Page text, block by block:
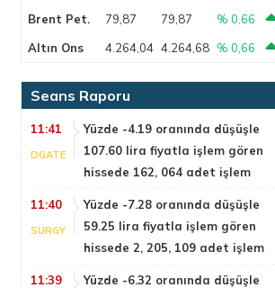
Brent Pet.
79,87 79,87
% 0,66
Altın Ons
4.264,04 4.264,68 % 0,66
Seans Raporu
11:41
DGATE
Yüzde -4.19 oranında düşüşle
107.60 lira fiyatla işlem gören
hissede 162, 064 adet işlem
11:40
SURGY
Yüzde -7.28 oranında düşüşle
59.25 lira fiyatla işlem gören
hissede 2, 205, 109 adet işlem
11:39
Yüzde -6.32 oranında düşüşle